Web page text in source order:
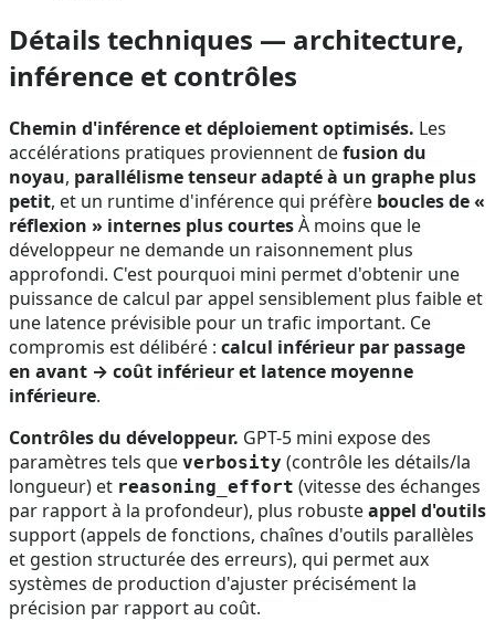
Détails techniques — architecture,
inférence et contrôles
Chemin d'inférence et déploiement optimisés. Les
accélérations pratiques proviennent defusion du
noyau, parallélisme tenseur adapté à un graphe plus
petit, et un runtime d'inférence qui préfère boucles de «
réflexion » internes plus courtesÀ moins que le
développeur ne demande un raisonnement plus
approfondi. C'est pourquoi mini permet d'obtenir une
puissance de calcul par appel sensiblement plus faible et
une latence prévisible pour un trafic important. Ce
compromis est délibéré : calcul inférieur par passage
en avant → coût inférieur et latence moyenne
inférieure.
Contrôles du développeur. GPT-5 mini expose des
paramètres tels que verbosity (contrôle les détails/la
longueur) et reasoning_effort (vitesse des échanges
par rapport à la profondeur), plus robusteappel d'outils
support (appels de fonctions, chaînes d'outils parallèles
et gestion structurée des erreurs), qui permet aux
systèmes de production d'ajuster précisément la
précision par rapport au coût.